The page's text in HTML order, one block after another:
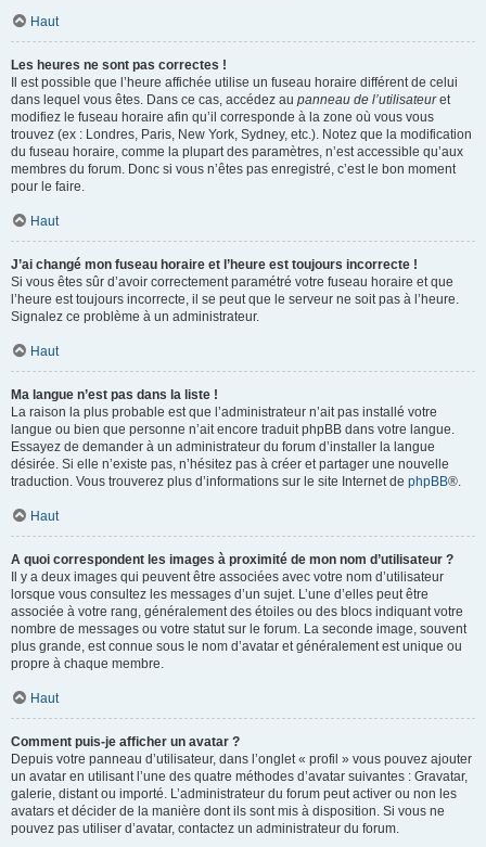
Haut
Les heures ne sont pas correctes !
Il est possible que l’heure affichée utilise un fuseau horaire différent de celui
dans lequel vous êtes. Dans ce cas, accédez au panneau de l’utilisateuret
modifiez le fuseau horaire afin qu’il corresponde à la zone où vous vous
trouvez (ex : Londres, Paris, New York, Sydney, etc.). Notez que la modification
du fuseau horaire, comme la plupart des paramètres, n’est accessible qu’aux
membres du forum. Donc si vous n’êtes pas enregistré, c’est le bon moment
pour le faire.
Haut
J’ai changé mon fuseau horaire et l’heure est toujours incorrecte !
Si vous êtes sûr d’avoir correctement paramétré votre fuseau horaire et que
l’heure est toujours incorrecte, il se peut que le serveur ne soit pas à l’heure.
Signalez ce problème à un administrateur.
Haut
Ma langue n’est pas dans la liste !
La raison la plus probable est que l’administrateur n’ait pas installé votre
langue ou bien que personne n’ait encore traduit phpBB dans votre langue.
Essayez de demander à un administrateur du forum d’installer la langue
désirée. Si elle n’existe pas, n’hésitez pas à créer et partager une nouvelle
traduction. Vous trouverez plus d’informations sur le site Internet de phpBB®.
Haut
A quoi correspondent les images à proximité de mon nom d’utilisateur ?
Il y a deux images qui peuvent être associées avec votre nom d’utilisateur
lorsque vous consultez les messages d’un sujet. L’une d’elles peut être
associée à votre rang, généralement des étoiles ou des blocs indiquant votre
nombre de messages ou votre statut sur le forum. La seconde image, souvent
plus grande, est connue sous le nom d’avatar et généralement est unique ou
propre à chaque membre.
Haut
Comment puis-je afficher un avatar ?
Depuis votre panneau d’utilisateur, dans l’onglet « profil » vous pouvez ajouter
un avatar en utilisant l’une des quatre méthodes d’avatar suivantes : Gravatar,
galerie, distant ou importé. L’administrateur du forum peut activer ou non les
avatars et décider de la manière dont ils sont mis à disposition. Si vous ne
pouvez pas utiliser d’avatar, contactez un administrateur du forum.